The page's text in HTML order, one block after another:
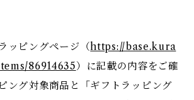
ッピングページ（https://base.kura
86914635）に記載の内容をご確
ング対象商品と「ギフトラッピング